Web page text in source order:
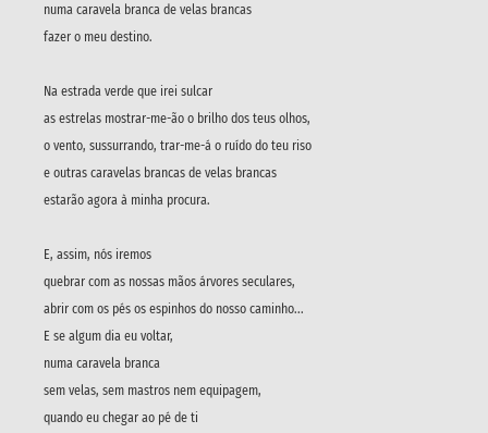
numa caravela branca de velas brancas
fazer o meu destino.
Na estrada verde que irei sulcar
as estrelas mostrar-me-ão o brilho dos teus olhos,
o vento, sussurrando, trar-me-á o ruído do teu riso
e outras caravelas brancas de velas brancas
estarão agora à minha procura.
E, assim, nós iremos
quebrar com as nossas mãos árvores seculares,
abrir com os pés os espinhos do nosso caminho...
E se algum dia eu voltar,
numa caravela branca
sem velas, sem mastros nem equipagem,
quando eu chegar ao pé de ti